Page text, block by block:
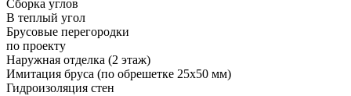
Сборка углов
В теплый угол
Брусовые перегородки
по проекту
Наружная отделка (2 этаж)
Имитация бруса (по обрешетке 25х50 мм)
Гидроизоляция стен